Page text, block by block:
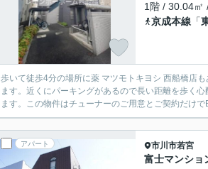
1階 / 30.04㎡
京成本線 「
歩いて徒歩4分の場所に薬 マツモトキヨシ 西船橋店
ます。近くにパーキングがあるので長い距離を歩く
ます。この物件はチューナーのご用意とご契約だけ
アパート 市川市若宮
富士マンショ